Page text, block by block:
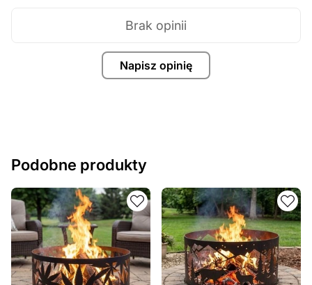
Napisz opinię
Brak opinii
Podobne produkty